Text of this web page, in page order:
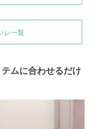
レ一覧
ムに合わせるだけ